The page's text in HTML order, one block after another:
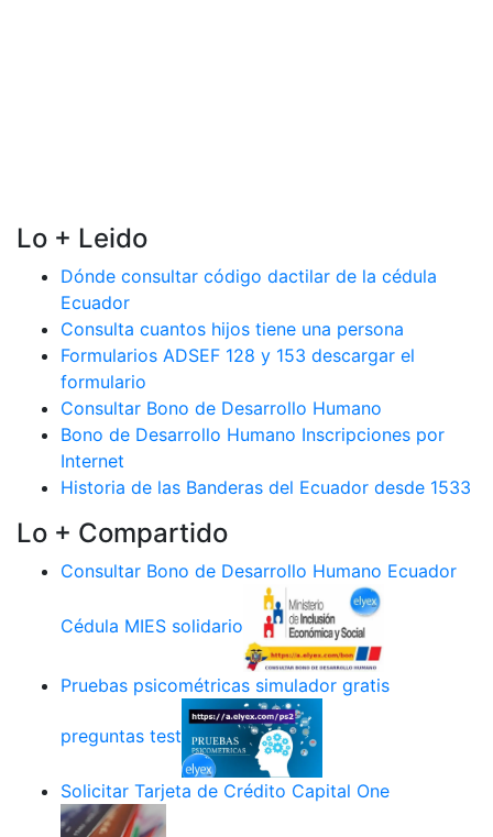
Lo + Leido
Dónde consultar código dactilar de la cédula
Ecuador
Consulta cuantos hijos tiene una persona
Formularios ADSEF 128 y 153 descargar el
formulario
Consultar Bono de Desarrollo Humano
Bono de Desarrollo Humano Inscripciones por
Internet
Historia de las Banderas del Ecuador desde 1533
Lo + Compartido
Consultar Bono de Desarrollo Humano Ecuador
Cédula MIES solidario
Pruebas psicométricas simulador gratis
preguntas test
Solicitar Tarjeta de Crédito Capital One